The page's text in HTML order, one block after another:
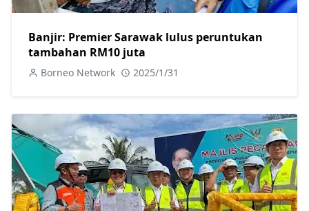
Banjir: Premier Sarawak lulus peruntukan
tambahan RM10 juta
Borneo Network 2025/1/31